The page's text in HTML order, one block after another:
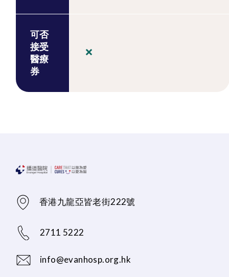
可否
接受
醫療
券
香港九龍亞皆老街222號
2711 5222
info@evanhosp.org.hk